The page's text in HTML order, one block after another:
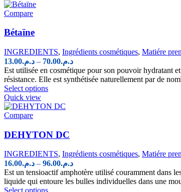
may
be
chosen
on
the
product
page
Compare
Bétaïne
INGREDIENTS, Ingrédients cosmétiques, Matiére
د.م.13.00 – د.م.70.00
Price
range:
د.م.13.00
Est utilisée en cosmétique pour son pouvoir hydratant
résistance. Elle est synthétisée naturellement par de
Select optionsThis
has
The
options
may
be
chosen
on
the
Quick view
Compare
DEHYTON DC
INGREDIENTS, Ingrédients cosmétiques, Matiére
د.م.16.00 – د.م.96.00
Price
range:
د.م.16.00
Est un tensioactif amphotère utilisé couramment dans
liquide qui entoure les bulles individuelles dans une
This